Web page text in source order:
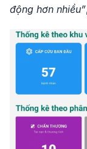
động hơn nhiều”